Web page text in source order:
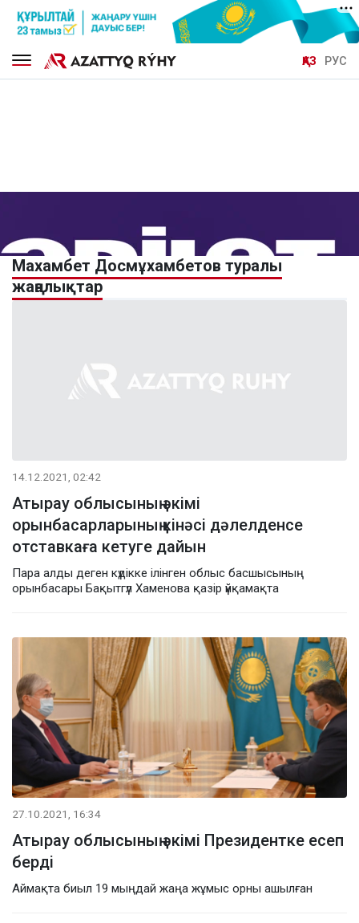
ҚАЗ РУС
Махамбет Досмұхамбетов туралы
жаңалықтар
14.12.2021, 02:42
Атырау облысының әкімі
орынбасарларының кінәсі дәлелденсе
отставкаға кетуге дайын
Пара алды деген күдікке ілінген облыс басшысының
орынбасары Бақытгүл Хаменова қазір үйқамақта
27.10.2021, 16:34
Атырау облысының әкімі Президентке есеп
берді
Аймақта биыл 19 мыңдай жаңа жұмыс орны ашылған